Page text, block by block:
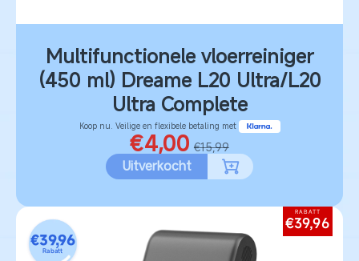
Multifunctionele vloerreiniger
(450 ml) Dreame L20 Ultra/L20
Ultra Complete
Koop nu. Veilige en flexibele betaling met
€4,00 €15,99
Uitverkocht
€39,96
Rabatt
RABATT
€39,96